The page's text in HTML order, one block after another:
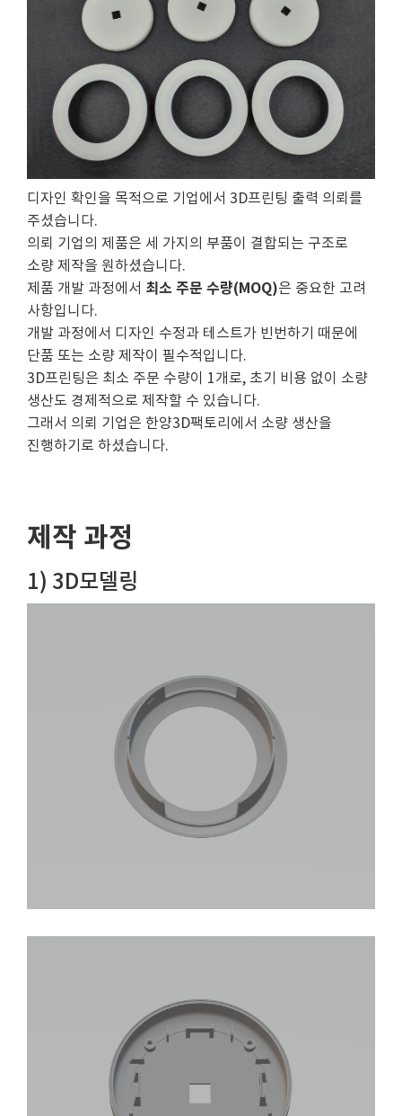
디자인 확인을 목적으로 기업에서 3D프린팅 출력 의뢰를
주셨습니다.
의뢰 기업의 제품은 세 가지의 부품이 결합되는 구조로
소량 제작을 원하셨습니다.
제품 개발 과정에서 최소 주문 수량(MOQ)은 중요한 고려
사항입니다.
개발 과정에서 디자인 수정과 테스트가 빈번하기 때문에
단품 또는 소량 제작이 필수적입니다.
3D프린팅은 최소 주문 수량이 1개로, 초기 비용 없이 소량
생산도 경제적으로 제작할 수 있습니다.
그래서 의뢰 기업은 한양3D팩토리에서 소량 생산을
진행하기로 하셨습니다.
제작 과정
1) 3D모델링